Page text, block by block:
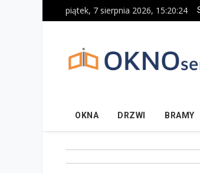
piątek, 7 sierpnia 2026, 15:20:25
OKNA DRZWI BRAMY